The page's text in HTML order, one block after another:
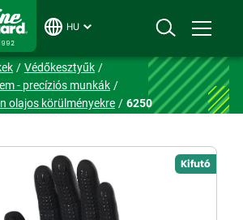
HU
Védőkesztyűk
- precíziós munkák
olajos körülményekre
6250
Kifutó